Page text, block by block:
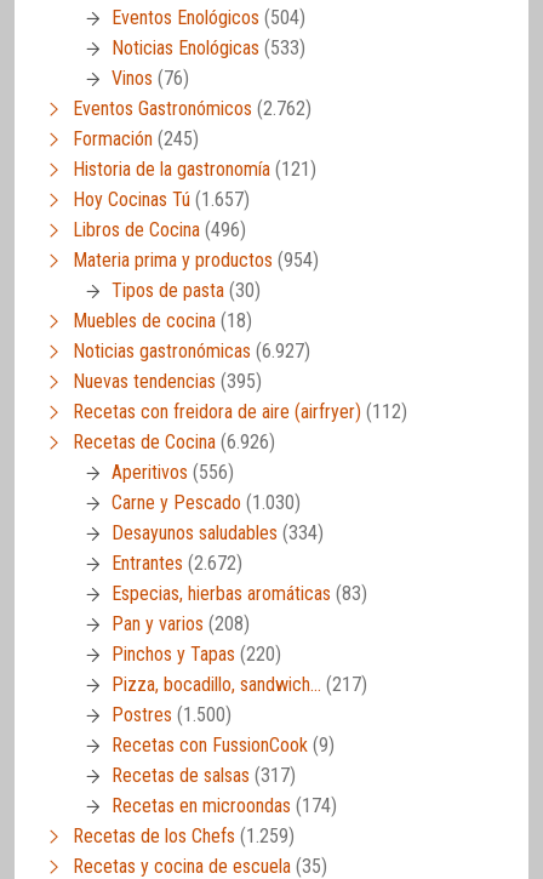
Eventos Enológicos (504)
Noticias Enológicas (533)
Vinos (76)
Eventos Gastronómicos (2.762)
Formación (245)
Historia de la gastronomía (121)
Hoy Cocinas Tú (1.657)
Libros de Cocina (496)
Materia prima y productos (954)
Tipos de pasta (30)
Muebles de cocina (18)
Noticias gastronómicas (6.927)
Nuevas tendencias (395)
Recetas con freidora de aire (airfryer) (112)
Recetas de Cocina (6.926)
Aperitivos (556)
Carne y Pescado (1.030)
Desayunos saludables (334)
Entrantes (2.672)
Especias, hierbas aromáticas (83)
Pan y varios (208)
Pinchos y Tapas (220)
Pizza, bocadillo, sandwich… (217)
Postres (1.500)
Recetas con FussionCook (9)
Recetas de salsas (317)
Recetas en microondas (174)
Recetas de los Chefs (1.259)
Recetas y cocina de escuela (35)